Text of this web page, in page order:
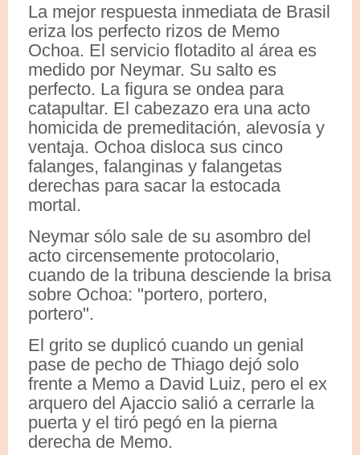
La mejor respuesta inmediata de Brasil
eriza los perfecto rizos de Memo
Ochoa. El servicio flotadito al área es
medido por Neymar. Su salto es
perfecto. La figura se ondea para
catapultar. El cabezazo era una acto
homicida de premeditación, alevosía y
ventaja. Ochoa disloca sus cinco
falanges, falanginas y falangetas
derechas para sacar la estocada
mortal.
Neymar sólo sale de su asombro del
acto circensemente protocolario,
cuando de la tribuna desciende la brisa
sobre Ochoa: "portero, portero,
portero".
El grito se duplicó cuando un genial
pase de pecho de Thiago dejó solo
frente a Memo a David Luiz, pero el ex
arquero del Ajaccio salió a cerrarle la
puerta y el tiró pegó en la pierna
derecha de Memo.